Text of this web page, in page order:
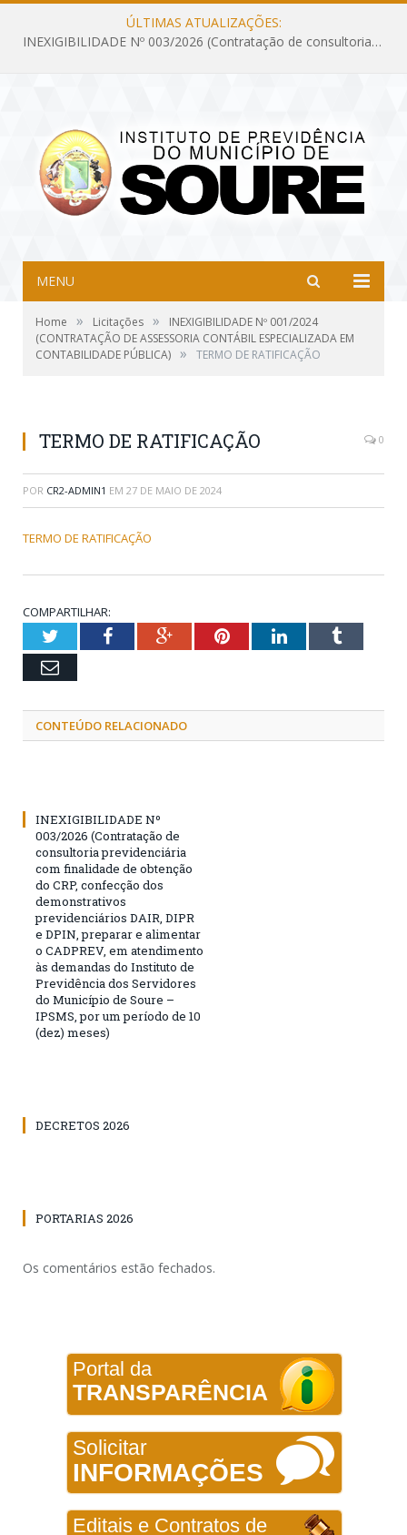
ÚLTIMAS ATUALIZAÇÕES:
INEXIGIBILIDADE Nº 003/2026 (Contratação de consultoria previdenciária com finalidade de obtenção do CRP, confecção dos demonstrativos previdenciários DAIR, DIPR e DPIN, preparar e alimentar o CADPREV, em atendimento às demandas do Instituto de Previdência dos Servidores do Município de Soure – IPSMS, por um período de 10 (dez) meses)
MENU
Home » Licitações »
INEXIGIBILIDADE Nº 001/2024
(CONTRATAÇÃO DE ASSESSORIA CONTÁBIL ESPECIALIZADA EM
CONTABILIDADE PÚBLICA) » TERMO DE RATIFICAÇÃO
TERMO DE RATIFICAÇÃO 0
POR CR2-ADMIN1 EM 27 DE MAIO DE 2024
TERMO DE RATIFICAÇÃO
COMPARTILHAR:
TwitterFacebookGoogle+PinterestLinkedInTumblr
Email
CONTEÚDO RELACIONADO
INEXIGIBILIDADE Nº
003/2026 (Contratação de
consultoria previdenciária
com finalidade de obtenção
do CRP, confecção dos
demonstrativos
previdenciários DAIR, DIPR
e DPIN, preparar e alimentar
o CADPREV, em atendimento
às demandas do Instituto de
Previdência dos Servidores
do Município de Soure –
IPSMS, por um período de 10
(dez) meses)
DECRETOS 2026
PORTARIAS 2026
Os comentários estão fechados.
Portal da
TRANSPARÊNCIA
Solicitar
INFORMAÇÕES
Editais e Contratos de